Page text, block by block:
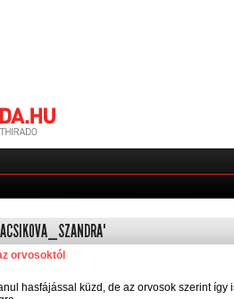
orvosoktól
hasfájással küzd, de az orvosok szerint